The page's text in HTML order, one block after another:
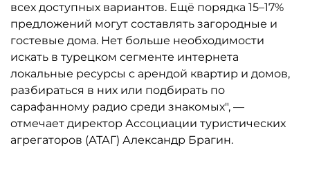
всех доступных вариантов. Ещё порядка 15–17%
предложений могут составлять загородные и
гостевые дома. Нет больше необходимости
искать в турецком сегменте интернета
локальные ресурсы с арендой квартир и домов,
разбираться в них или подбирать по
сарафанному радио среди знакомых", —
отмечает директор Ассоциации туристических
агрегаторов (АТАГ) Александр Брагин.